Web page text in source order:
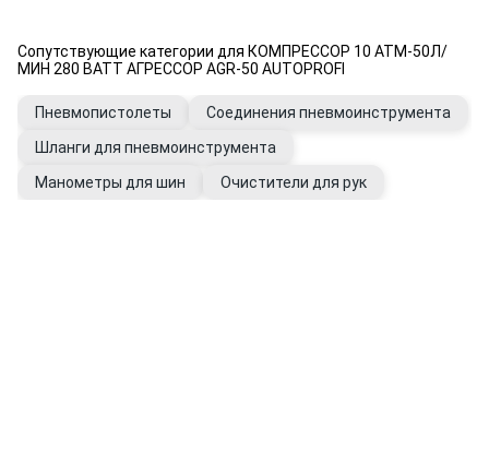
Сопутствующие категории для КОМПРЕССОР 10 АТМ-50Л/
МИН 280 ВАТТ АГРЕССОР AGR-50 AUTOPROFI
Пневмопистолеты
Соединения пневмоинструмента
Шланги для пневмоинструмента
Манометры для шин
Очистители для рук